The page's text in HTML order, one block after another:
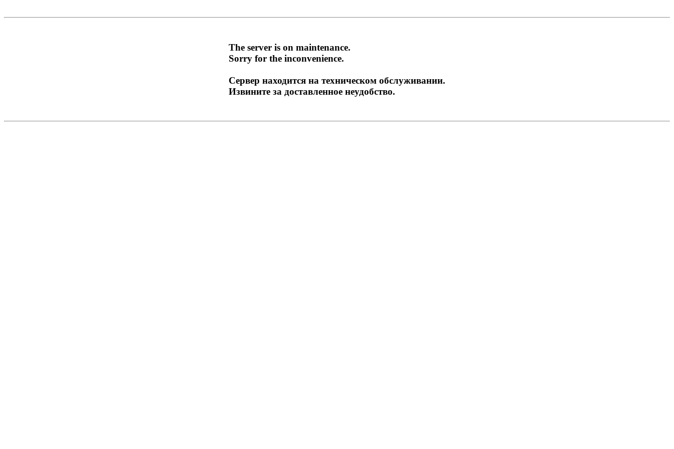
The server is on maintenance.
Sorry for the inconvenience.
Сервер находится на техническом обслуживании.
Извините за доставленное неудобство.